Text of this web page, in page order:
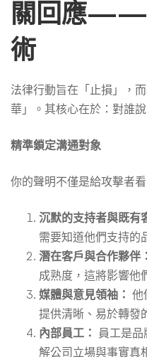
關回應——
術
法律行動旨在「止損」，
華」。其核心在於：對誰
精準鎖定溝通對象
你的聲明不僅是給攻擊者
沉默的支持者與既有
需要知道他們支持的
潛在客戶與合作夥伴：
成熟度，這將影響他
媒體與意見領袖： 他
提供清晰、易於轉發
內部員工： 員工是
解公司立場與事實真